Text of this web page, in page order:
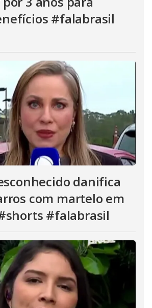
#falabrasil
danifica
com martelo em
#falabrasil